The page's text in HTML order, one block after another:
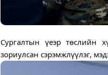
Сургалтын үеэр төслийн
зориулсан сэрэмжлүүлэг,